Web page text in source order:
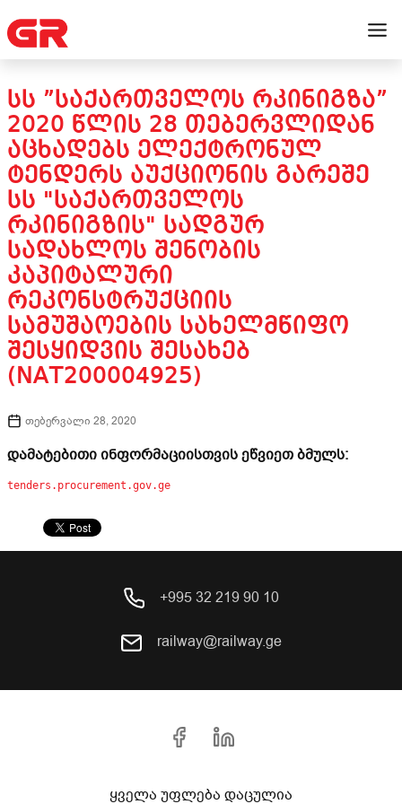
ᲡᲡ ”ᲡᲐᲥᲐᲠᲗᲕᲔᲚᲝᲡ ᲠᲙᲘᲜᲘᲒᲖᲐ”
2020 ᲬᲚᲘᲡ 28 ᲗᲔᲑᲔᲠᲕᲚᲘᲓᲐᲜ
ᲐᲪᲮᲐᲓᲔᲑᲡ ᲔᲚᲔᲥᲢᲠᲝᲜᲣᲚ
ᲢᲔᲜᲓᲔᲠᲡ ᲐᲣᲥᲪᲘᲝᲜᲘᲡ ᲒᲐᲠᲔᲨᲔ
ᲡᲡ "ᲡᲐᲥᲐᲠᲗᲕᲔᲚᲝᲡ
ᲠᲙᲘᲜᲘᲒᲖᲘᲡ" ᲡᲐᲓᲒᲣᲠ
ᲡᲐᲓᲐᲮᲚᲝᲡ ᲨᲔᲜᲝᲑᲘᲡ
ᲙᲐᲞᲘᲢᲐᲚᲣᲠᲘ
ᲠᲔᲙᲝᲜᲡᲢᲠᲣᲥᲪᲘᲘᲡ
ᲡᲐᲛᲣᲨᲐᲝᲔᲑᲘᲡ ᲡᲐᲮᲔᲚᲛᲬᲘᲤᲝ
ᲨᲔᲡᲧᲘᲓᲕᲘᲡ ᲨᲔᲡᲐᲮᲔᲑ
(NAT200004925)
თებერვალი 28, 2020
დამატებითი ინფორმაციისთვის ეწვიეთ ბმულს:
tenders.procurement.gov.ge
+995 32 219 90 10
railway@railway.ge
ყველა უფლება დაცულია